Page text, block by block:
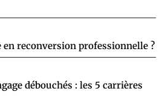
en reconversion professionnelle ?
débouchés : les 5 carrières